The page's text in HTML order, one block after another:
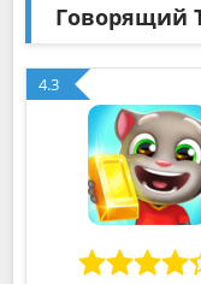
Говорящий
4.3